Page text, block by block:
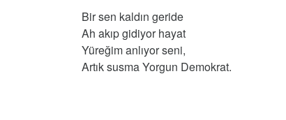
Bir sen kaldın geride
Ah akıp gidiyor hayat
Yüreğim anlıyor seni,
Artık susma Yorgun Demokrat.